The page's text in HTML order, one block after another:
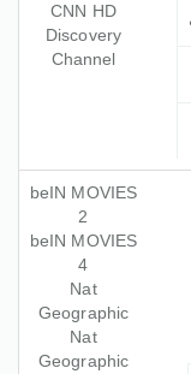
CNN HD
Discovery
Channel
beIN MOVIES
2
beIN MOVIES
4
Nat
Geographic
Nat
Geographic